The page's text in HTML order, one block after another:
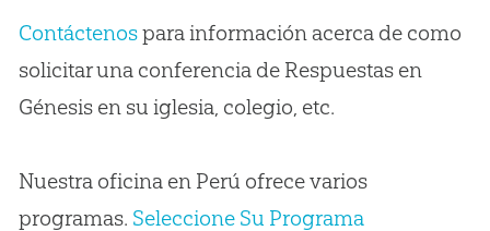
Contáctenospara información acerca de como
solicitar una conferencia de Respuestas en
Génesis en su iglesia, colegio, etc.
Nuestra oficina en Perú ofrece varios
programas. Seleccione Su Programa